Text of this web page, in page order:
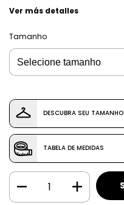
Ver más detalles
Tamanho
DESCUBRA SEU TAMANHO
TABELA DE MEDIDAS